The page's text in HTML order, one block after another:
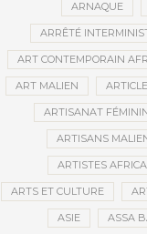
ARNAQUE
ARRÊTÉ
ART CONTEMPORAIN
ART MALIEN
ARTISANAT
ARTISANS
ARTISTES
ARTS ET CULTURE
ASIE ASSA